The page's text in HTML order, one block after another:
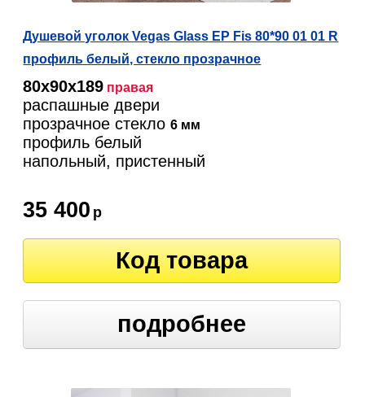
Душевой уголок Vegas Glass EP Fis 80*90 01 01 R
профиль белый, стекло прозрачное
80х90х189 правая
распашные двери
прозрачное стекло6 мм
профиль белый
напольный, пристенный
35 400 р
Код товара
подробнее